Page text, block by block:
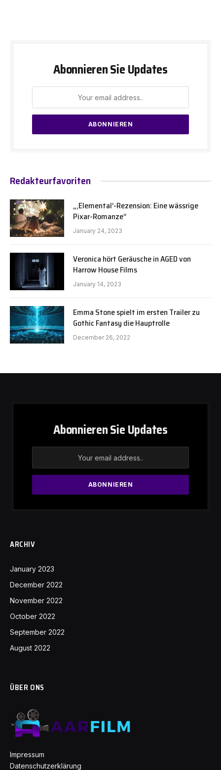
Abonnieren Sie Updates
Redakteurfavoriten
„‚Elemental‘-Rezension: Eine wässrige
Pixar-Romanze“
January 24, 2023
Veronica hört Geräusche in AGED von
Harrow House Films
January 14, 2023
Emma Stone spielt im ersten Trailer zu
Gothic Fantasy die Hauptrolle
December 26, 2022
Abonnieren Sie Updates
ARCHIV
January 2023
December 2022
November 2022
October 2022
September 2022
August 2022
ÜBER ONS
Impressum
Datenschutzerklärung